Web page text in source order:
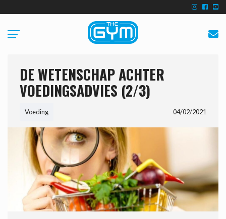
DE WETENSCHAP ACHTER
VOEDINGSADVIES (2/3)
Voeding 04/02/2021